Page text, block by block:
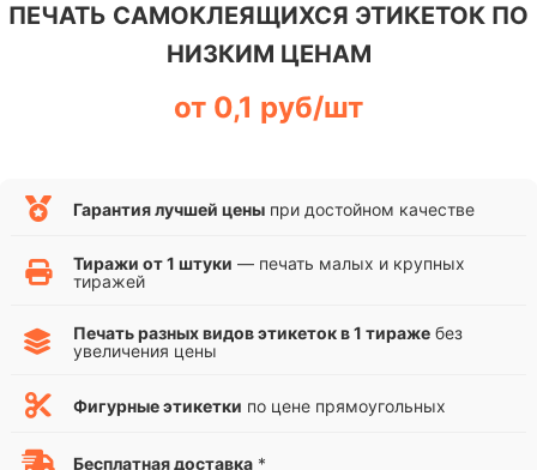
ПЕЧАТЬ САМОКЛЕЯЩИХСЯ ЭТИКЕТОК ПО
НИЗКИМ ЦЕНАМ
от 0,1 руб/шт
Гарантия лучшей цены при достойном качестве
Тиражи от 1 штуки — печать малых и крупных
тиражей
Печать разных видов этикеток в 1 тираже без
увеличения цены
Фигурные этикетки по цене прямоугольных
Бесплатная доставка *